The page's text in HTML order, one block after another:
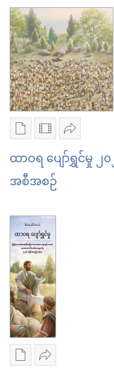
ကို
လေ့လာ
သင်ယူ
ပါ
ကို
လေ့လာ
သင်ယူ
ပါ
မှာ
ရွေးချယ်
စရာ
များ
Examining
the
Scriptures
—
2026
Scriptures
Daily
—
2026
စာပေ
ကူး
ယူ
မှာ
ရွေးချယ်
စရာ
များ
ထာဝရ
ပျော်
ရွှင်
မှု
၂၀၂၆
ဗီဒီယို
ကူး
ယူ
ရာ
မှာ
ရွေးချယ်
စရာ
များ
ထာဝရ
ပျော်
ရွှင်
မှု
၂၀၂၆
ဝေမျှ
ပါ
ထာဝရ ပျော်ရွှင်မှု
အစီအစဉ်
စာပေဝေမျှ